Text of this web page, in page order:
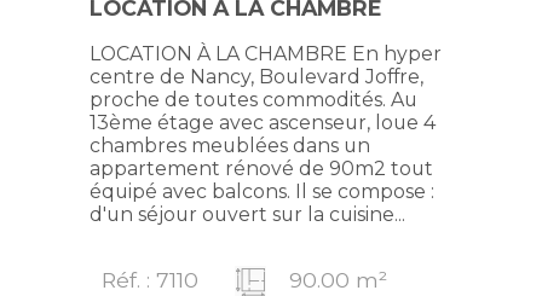
LOCATION À LA CHAMBRE
LOCATION À LA CHAMBRE En hyper
centre de Nancy, Boulevard Joffre,
proche de toutes commodités. Au
13ème étage avec ascenseur, loue 4
chambres meublées dans un
appartement rénové de 90m2 tout
équipé avec balcons. Il se compose :
d'un séjour ouvert sur la cuisine...
Réf. : 7110 90.00 m²